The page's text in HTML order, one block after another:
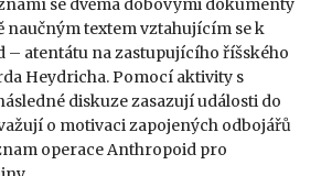
se dvěma dobovými dokumenty
naučným textem vztahujícím se k
– atentátu na zastupujícího říšského
Heydricha. Pomocí aktivity s
diskuze zasazují události do
o motivaci zapojených odbojářů
operace Anthropoid pro